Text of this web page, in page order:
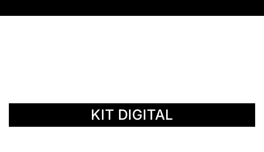
KIT DIGITAL